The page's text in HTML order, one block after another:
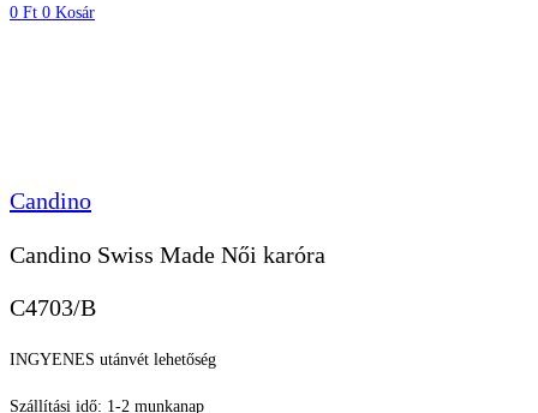
Candino
Candino Swiss Made Női karóra
C4703/B
INGYENES utánvét lehetőség